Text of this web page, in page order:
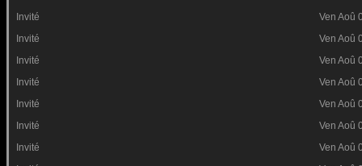
Invité
Ven Aoû
Invité
Ven Aoû
Invité
Ven Aoû
Invité
Ven Aoû
Invité
Ven Aoû
Invité
Ven Aoû
Invité
Ven Aoû